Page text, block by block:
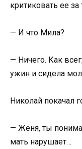
критиковать ее за
— И что Мила?
— Ничего. Как
ужин и сидела
Николай покачал
— Женя, ты
мать нарушает…